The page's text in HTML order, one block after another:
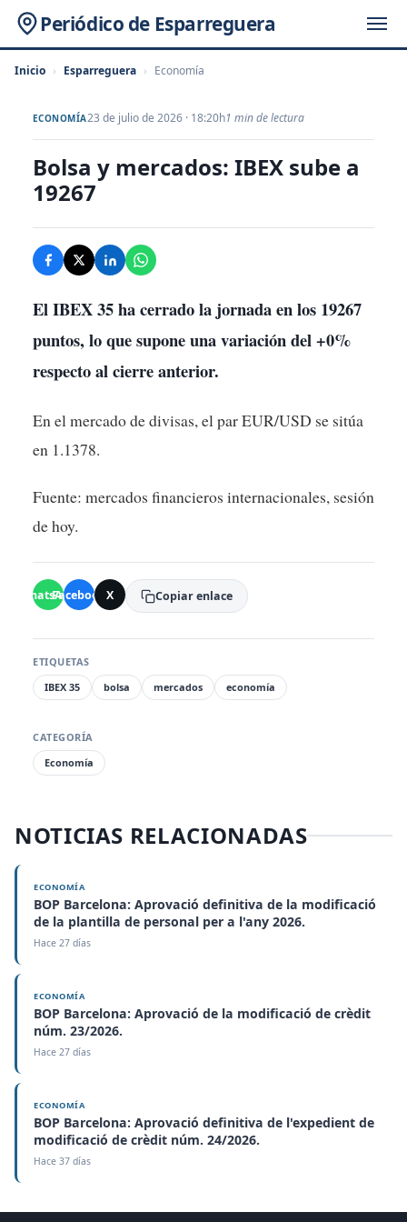
Periódico de Esparreguera
Inicio › Esparreguera › Economía
ECONOMÍA23 de julio de 2026 · 18:20h1 min de lectura
Bolsa y mercados: IBEX sube a
19267
El IBEX 35 ha cerrado la jornada en los 19267
puntos, lo que supone una variación del +0%
respecto al cierre anterior.
En el mercado de divisas, el par EUR/USD se sitúa
en 1.1378.
Fuente: mercados financieros internacionales, sesión
de hoy.
WhatsApp
Facebook X Copiar enlace
ETIQUETAS
IBEX 35
bolsa mercados economía
CATEGORÍA
Economía
NOTICIAS RELACIONADAS
ECONOMÍA
BOP Barcelona: Aprovació definitiva de la modificació
de la plantilla de personal per a l'any 2026.
Hace 27 días
ECONOMÍA
BOP Barcelona: Aprovació de la modificació de crèdit
núm. 23/2026.
Hace 27 días
ECONOMÍA
BOP Barcelona: Aprovació definitiva de l'expedient de
modificació de crèdit núm. 24/2026.
Hace 37 días